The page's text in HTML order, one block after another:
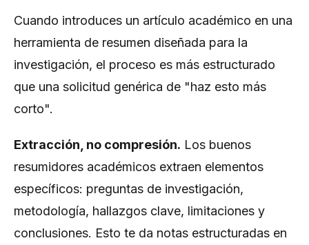
Cuando introduces un artículo académico en una
herramienta de resumen diseñada para la
investigación, el proceso es más estructurado
que una solicitud genérica de "haz esto más
corto".
Extracción, no compresión. Los buenos
resumidores académicos extraen elementos
específicos: preguntas de investigación,
metodología, hallazgos clave, limitaciones y
conclusiones. Esto te da notas estructuradas en